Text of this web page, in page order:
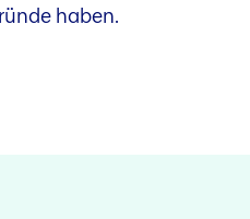
haben.